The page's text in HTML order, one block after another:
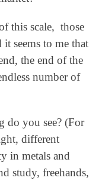
this scale, those
seems to me that
the end of the
number of
do you see? (For
different
in metals and
study, freehands,